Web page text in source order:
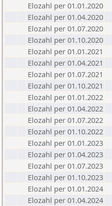
Elozahl per 01.01.2020
Elozahl per 01.04.2020
Elozahl per 01.07.2020
Elozahl per 01.10.2020
Elozahl per 01.01.2021
Elozahl per 01.04.2021
Elozahl per 01.07.2021
Elozahl per 01.10.2021
Elozahl per 01.01.2022
Elozahl per 01.04.2022
Elozahl per 01.07.2022
Elozahl per 01.10.2022
Elozahl per 01.01.2023
Elozahl per 01.04.2023
Elozahl per 01.07.2023
Elozahl per 01.10.2023
Elozahl per 01.01.2024
Elozahl per 01.04.2024